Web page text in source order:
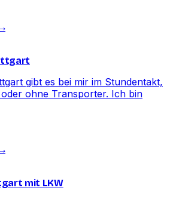
gibt es bei mir im Stundentakt,
ohne Transporter. Ich bin
mit LKW